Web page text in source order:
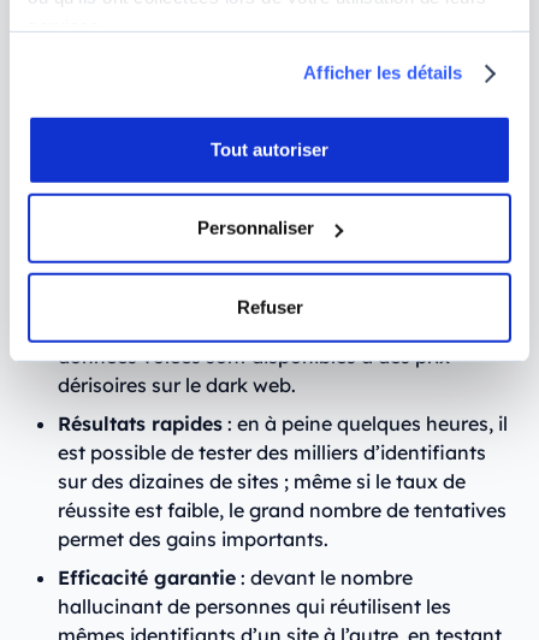
Afficher les détails
Tout autoriser
Personnaliser
Refuser
Commission, et 308 000 livres d’amende au
Royaume-Uni.
Pourquoi le Credential Stuffing est-elle
aussi efficace ?
Si le credential stuffing est l’une des armes
technique présente de nombreux avantages :
outils de hacking utilisés
données volées sont disponibles à des prix
dérisoires sur le dark web.
Résultats rapides : en à peine quelques heures, il
est possible de tester des milliers d’identifiants
sur des dizaines de sites ; même si le taux de
réussite est faible, le grand nombre de tentatives
permet des gains importants.
Efficacité garantie : devant le nombre
hallucinant de personnes qui réutilisent les